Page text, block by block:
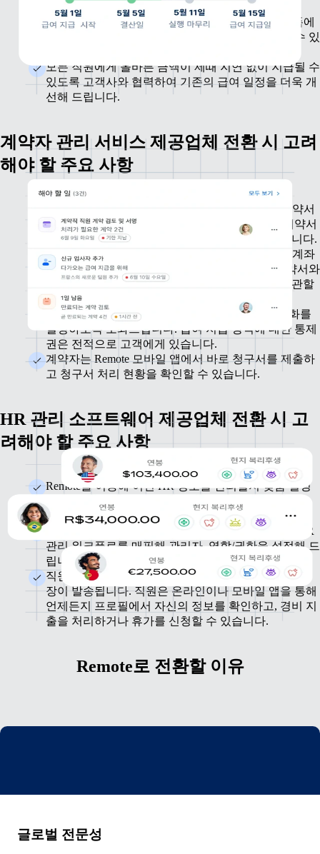
하여 정확성을 극대화합니다.
필요한 경우 기존 회계연도 데이터를 Remote 플랫폼에
통합하여 모든 급여 관련 데이터 출처를 단일화할 수 있
모든 직원에게 올바른 금액이 제때 지연 없이 지급될 수
있도록 고객사와 협력하여 기존의 급여 일정을 더욱 개
선해 드립니다.
계약자 관리 서비스 제공업체 전환 시 고려
해야 할 주요 사항
Remote는 설정 과정에서 고객과 협력하여 신규 계약서
작성 프로세스를 개선해 드립니다. 앱에서 바로 계약서
에 서명할 수 있으므로 편의성과 효율성이 증가합니다.
기존 계약자를 Remote로 초대하여 프로필과 지급 계좌
정보를 입력하도록 할 수 있습니다. 기존 고용 계약서와
계약 조건을 업로드하여 모든 데이터를 한곳에 보관할
수 있습니다.
고객의 필요에 따라 청구서 생성, 승인, 지급 자동화를
설정하도록 도와드립니다. 급여 지급 방식에 대한 통제
권은 전적으로 고객에게 있습니다.
계약자는 Remote 모바일 앱에서 바로 청구서를 제출하
고 청구서 처리 현황을 확인할 수 있습니다.
HR 관리 소프트웨어 제공업체 전환 시 고
려해야 할 주요 사항
Remote를 이용해 어떤 HR 정보를 관리할지 맞춤 설정
할 수 있으며, 직원 기록을 일괄적으로 가져올 수 있습
니다.
고객의 필요에 맞게 Remote를 맞춤 설정하기 전에, HR
관리 워크플로를 매핑해 관리자, 역할/권한을 설정해 드
립니다.
직원에게는 Remote 프로필에 정보를 입력하라는 초대
장이 발송됩니다. 직원은 온라인이나 모바일 앱을 통해
언제든지 프로필에서 자신의 정보를 확인하고, 경비 지
출을 처리하거나 휴가를 신청할 수 있습니다.
Remote로 전환할 이유
글로벌 전문성